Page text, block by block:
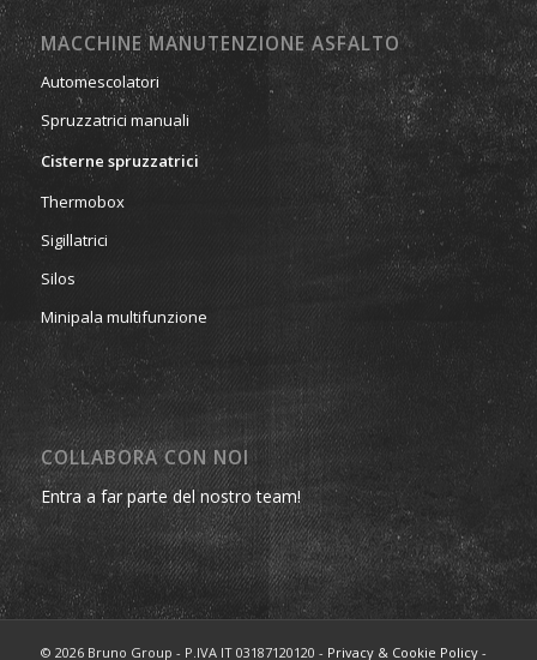
MACCHINE MANUTENZIONE ASFALTO
Automescolatori
Spruzzatrici manuali
Cisterne spruzzatrici
Thermobox
Sigillatrici
Silos
Minipala multifunzione
COLLABORA CON NOI
Entra a far parte del nostro team!
© 2026 Bruno Group - P.IVA IT 03187120120 - Privacy & Cookie Policy-